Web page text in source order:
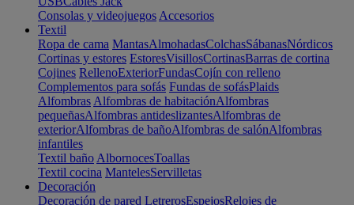
Consolas y videojuegos Accesorios
Textil
Ropa de cama MantasAlmohadasColchasSábanasNórdicos
Cortinas y estores EstoresVisillosCortinasBarras de cortina
Cojines RellenoExteriorFundasCojín con relleno
Complementos para sofás Fundas de sofásPlaids
Alfombras Alfombras de habitaciónAlfombras
pequeñasAlfombras antideslizantesAlfombras de
exteriorAlfombras de bañoAlfombras de salónAlfombras
infantiles
Textil baño AlbornocesToallas
Textil cocina MantelesServilletas
Decoración
Decoración de pared LetrerosEspejosRelojes de